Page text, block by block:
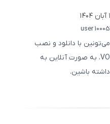
با دانلود و نصب
اپلیکیشن پرش VOD، به صورت آنلاین به
باشین.